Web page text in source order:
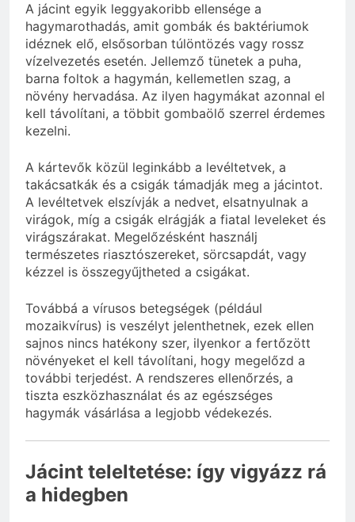
A jácint egyik leggyakoribb ellensége a
hagymarothadás, amit gombák és baktériumok
idéznek elő, elsősorban túlöntözés vagy rossz
vízelvezetés esetén. Jellemző tünetek a puha,
barna foltok a hagymán, kellemetlen szag, a
növény hervadása. Az ilyen hagymákat azonnal el
kell távolítani, a többit gombaölő szerrel érdemes
kezelni.
A kártevők közül leginkább a levéltetvek, a
takácsatkák és a csigák támadják meg a jácintot.
A levéltetvek elszívják a nedvet, elsatnyulnak a
virágok, míg a csigák elrágják a fiatal leveleket és
virágszárakat. Megelőzésként használj
természetes riasztószereket, sörcsapdát, vagy
kézzel is összegyűjtheted a csigákat.
Továbbá a vírusos betegségek (például
mozaikvírus) is veszélyt jelenthetnek, ezek ellen
sajnos nincs hatékony szer, ilyenkor a fertőzött
növényeket el kell távolítani, hogy megelőzd a
további terjedést. A rendszeres ellenőrzés, a
tiszta eszközhasználat és az egészséges
hagymák vásárlása a legjobb védekezés.
Jácint teleltetése: így vigyázz rá
a hidegben